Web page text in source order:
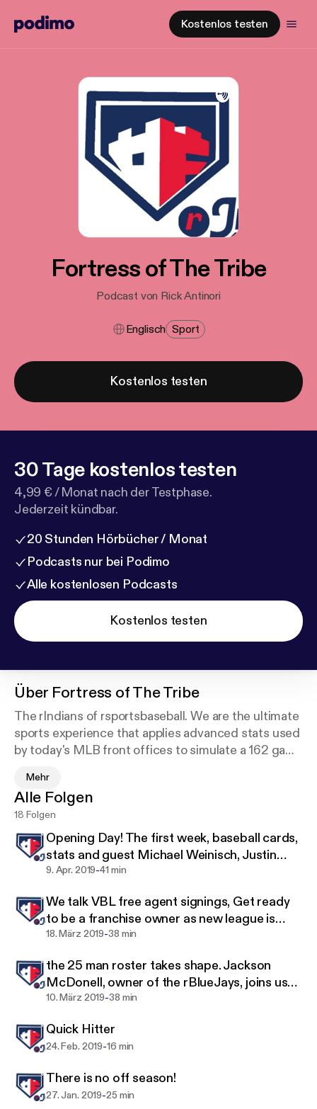
Kostenlos testen
Fortress of The Tribe
Podcast von Rick Antinori
Englisch Sport
Kostenlos testen
30 Tage kostenlos testen
4,99 € / Monat nach der Testphase.
Jederzeit kündbar.
20 Stunden Hörbücher / Monat
Podcasts nur bei Podimo
Alle kostenlosen Podcasts
Kostenlos testen
Über Fortress of The Tribe
The rIndians of rsportsbaseball. We are the ultimate
sports experience that applies advanced stats used
by today's MLB front offices to simulate a 162 game
one of 30 franchises for high end users who have
mastered all other leagues and thay compete like a
real MLB baseball GM. Support this podcast:
s://anchor.fm/rick-antinori/support
Mehr
Alle Folgen
18 Folgen
Opening Day! The first week, baseball cards,
stats and guest Michael Weinisch, Justin
Stoudt
9. Apr. 2019-41 min
We talk VBL free agent signings, Get ready
to be a franchise owner as new league is
coming and we have special guest Alec
18. März 2019-38 min
the 25 man roster takes shape. Jackson
McDonell, owner of the rBlueJays, joins us
once again with exciting news on rSports
10. März 2019-38 min
Quick Hitter
24. Feb. 2019-16 min
There is no off season!
27. Jan. 2019-25 min